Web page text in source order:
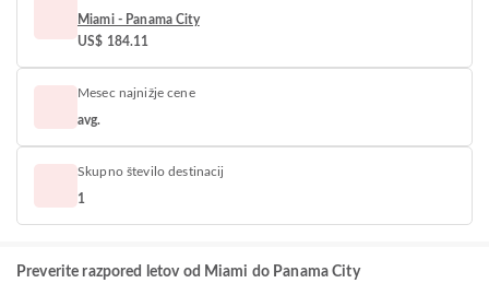
Miami - Panama City
US$ 184.11
Mesec najnižje cene
avg.
Skupno število destinacij
1
Preverite razpored letov od Miami do Panama City